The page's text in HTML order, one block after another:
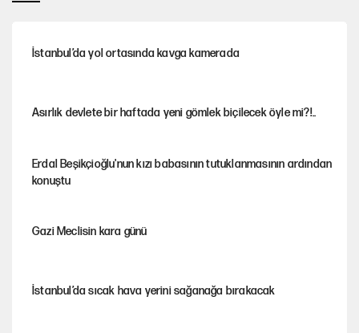
İstanbul’da yol ortasında kavga kamerada
Asırlık devlete bir haftada yeni gömlek biçilecek öyle mi?!..
Erdal Beşikçioğlu'nun kızı babasının tutuklanmasının ardından
konuştu
Gazi Meclisin kara günü
İstanbul’da sıcak hava yerini sağanağa bırakacak